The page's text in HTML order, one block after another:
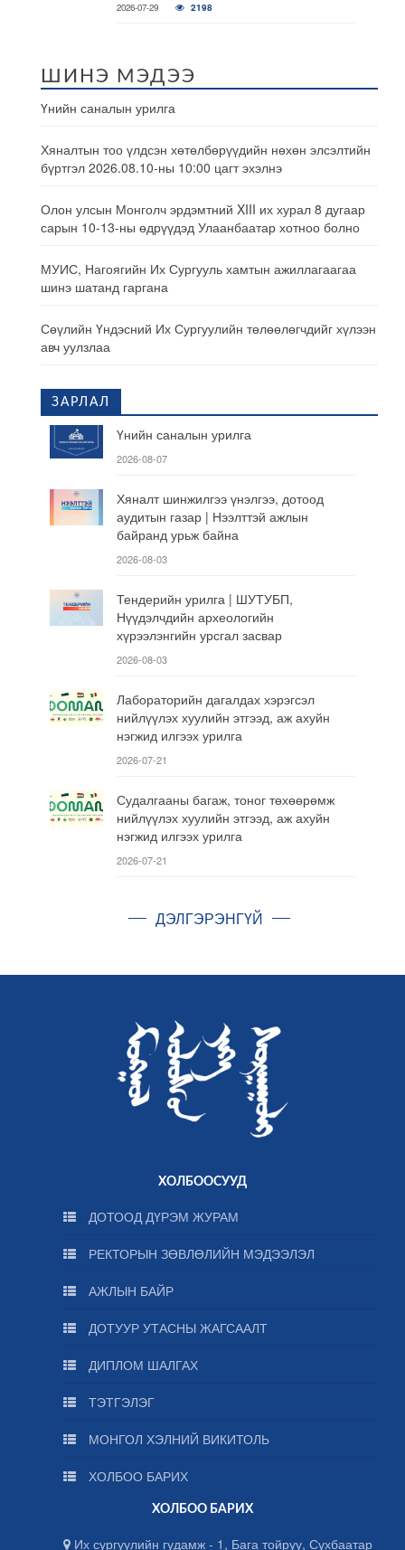
2026-07-29 2198
ШИНЭ МЭДЭЭ
Үнийн саналын урилга
Хяналтын тоо үлдсэн хөтөлбөрүүдийн нөхөн элсэлтийн
бүртгэл 2026.08.10-ны 10:00 цагт эхэлнэ
Олон улсын Монголч эрдэмтний XIII их хурал 8 дугаар
сарын 10-13-ны өдрүүдэд Улаанбаатар хотноо болно
МУИС, Нагоягийн Их Сургууль хамтын ажиллагаагаа
шинэ шатанд гаргана
Сөүлийн Үндэсний Их Сургуулийн төлөөлөгчдийг хүлээн
авч уулзлаа
ЗАРЛАЛ
Үнийн саналын урилга
2026-08-07
Хяналт шинжилгээ үнэлгээ, дотоод
аудитын газар | Нээлттэй ажлын
байранд урьж байна
2026-08-03
Тендерийн урилга | ШУТУБП,
Нүүдэлчдийн археологийн
хүрээлэнгийн урсгал засвар
2026-08-03
Лабораторийн дагалдах хэрэгсэл
нийлүүлэх хуулийн этгээд, аж ахуйн
нэгжид илгээх урилга
2026-07-21
Судалгааны багаж, тоног төхөөрөмж
нийлүүлэх хуулийн этгээд, аж ахуйн
нэгжид илгээх урилга
2026-07-21
ДЭЛГЭРЭНГҮЙ
ХОЛБООСУУД
ДОТООД ДҮРЭМ ЖУРАМ
РЕКТОРЫН ЗӨВЛӨЛИЙН МЭДЭЭЛЭЛ
АЖЛЫН БАЙР
ДОТУУР УТАСНЫ ЖАГСААЛТ
ДИПЛОМ ШАЛГАХ
ТЭТГЭЛЭГ
МОНГОЛ ХЭЛНИЙ ВИКИТОЛЬ
ХОЛБОО БАРИХ
ХОЛБОО БАРИХ
Их сургуулийн гудамж - 1, Бага тойруу, Сүхбаатар